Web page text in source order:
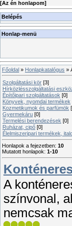
[Az én honlapom]
Belépés
Honlap-menü
Főoldal » Honlapkatalógus »
Szolgáltatási kör [3]
Hírközlésszolgáltatási
Építőipari szolgáltatások [0]
Könyvek, nyomdai termékek
Kozmetikumok és parfümök
Gyermekáru [0]
Termelési berendezések [0]
Ruházat, cipő [0]
Élelmiszeripari termékek,
Honlapok a fejezetben: 10
Mutatott honlapok: 1-10
A
színvonal,
nemcsak